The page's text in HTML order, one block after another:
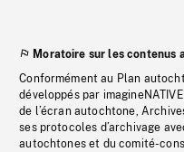
Moratoire sur les contenus
Conformément au Plan
développés par
de l’écran autochtone,
ses protocoles d’archivage
autochtones et du comité-